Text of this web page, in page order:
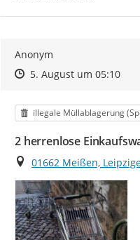
Anonym
Zeitpunkt des Erstellens
Zeitpunkt des Erstellens
5. August um 05:10Zur
Kategorie
illegale Müllablagerung
2 herrenlose
Ort
01662 Meißen,